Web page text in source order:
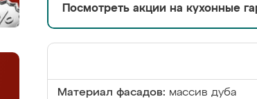
Посмотреть акции на кухонные
Материал фасадов: массив дуба